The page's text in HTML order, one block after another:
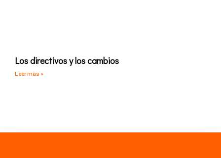
Los directivos y los cambios
Leer más »